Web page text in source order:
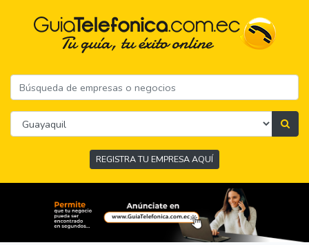
REGISTRA TU EMPRESA AQUÍ